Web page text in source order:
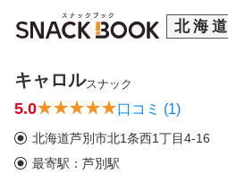
北海道
キャロルスナック
5.0 口コミ (1)
北海道芦別市北1条西1丁目4-16
最寄駅：芦別駅